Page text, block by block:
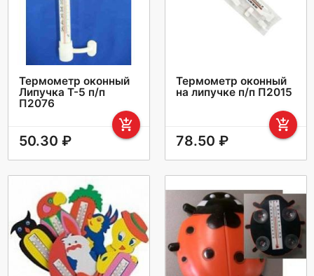
Термометр оконный
Липучка Т-5 п/п
П2076
add_shopping_cart
50.30 ₽
Термометр оконный
на липучке п/п П2015
add_shopping_cart
78.50 ₽